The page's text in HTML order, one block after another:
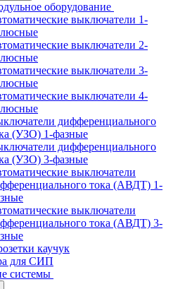
оборудование
выключатели 1-
выключатели 2-
выключатели 3-
выключатели 4-
дифференциального
(УЗО) 1-фазные
дифференциального
(УЗО) 3-фазные
выключатели
тока (АВДТ) 1-
выключатели
тока (АВДТ) 3-
каучук
для СИП
системы